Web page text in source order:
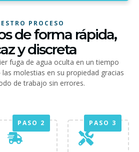
PROCESO
de forma rápida,
y discreta
fuga de agua oculta en un tiempo
molestias en su propiedad gracias
de trabajo sin errores.
PASO 2 PASO 3